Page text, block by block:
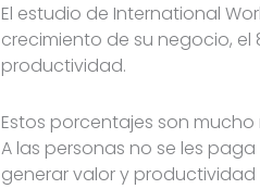
El estudio de International
crecimiento de su negocio, el
productividad.
Estos porcentajes son
A las personas no se les
generar valor y